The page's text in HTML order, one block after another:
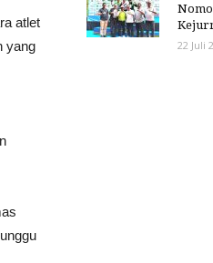
atlet
yang
22 Juli